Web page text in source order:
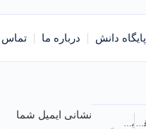
پایگاه دانش درباره ما تماس
قبلی بعدی
نشانی ایمیل شما